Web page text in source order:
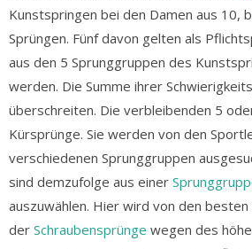
Kunstspringen bei den Damen aus 10,
Sprüngen. Fünf davon gelten als
aus den 5 Sprunggruppen des
werden. Die Summe ihrer
überschreiten. Die verbleibenden 5
Kürsprünge. Sie werden von den
verschiedenen Sprunggruppen
sind demzufolge aus einer
auszuwählen. Hier wird von den
der Schraubensprünge wegen des